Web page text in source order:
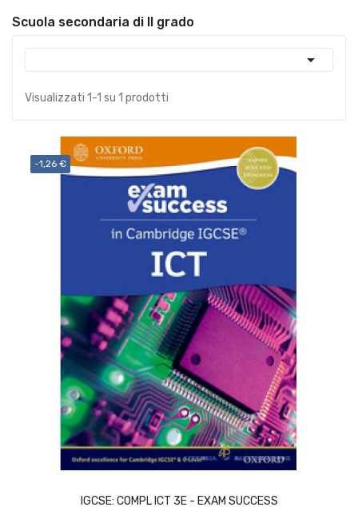
Scuola secondaria di II grado

Visualizzati 1-1 su 1 prodotti
-1,26 €
IGCSE: COMPL ICT 3E - EXAM SUCCESS
ACQUISTA